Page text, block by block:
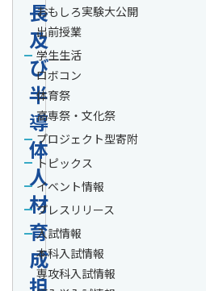
長
及
び
半
導
体
人
材
育
成
おもしろ実験大公開
出前授業
学生生活
ロボコン
体育祭
高専祭・文化祭
プロジェクト型寄附
トピックス
イベント情報
プレスリリース
入試情報
本科入試情報
専攻科入試情報